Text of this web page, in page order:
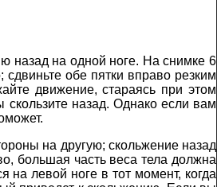
назад на одной ноге. На снимке 6
обе пятки вправо резким
движение, стараясь при этом
скользите назад. Однако если вам
на другую; скольжение назад
большая часть веса тела должна
на левой ноге в тот момент, когда